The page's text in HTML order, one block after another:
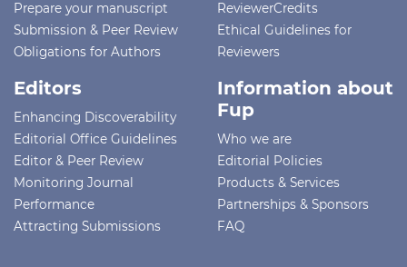
Prepare your manuscript
Submission & Peer Review
Obligations for Authors
ReviewerCredits
Ethical Guidelines for
Reviewers
Editors
Enhancing Discoverability
Editorial Office Guidelines
Editor & Peer Review
Monitoring Journal
Performance
Attracting Submissions
Information about
Fup
Who we are
Editorial Policies
Products & Services
Partnerships & Sponsors
FAQ